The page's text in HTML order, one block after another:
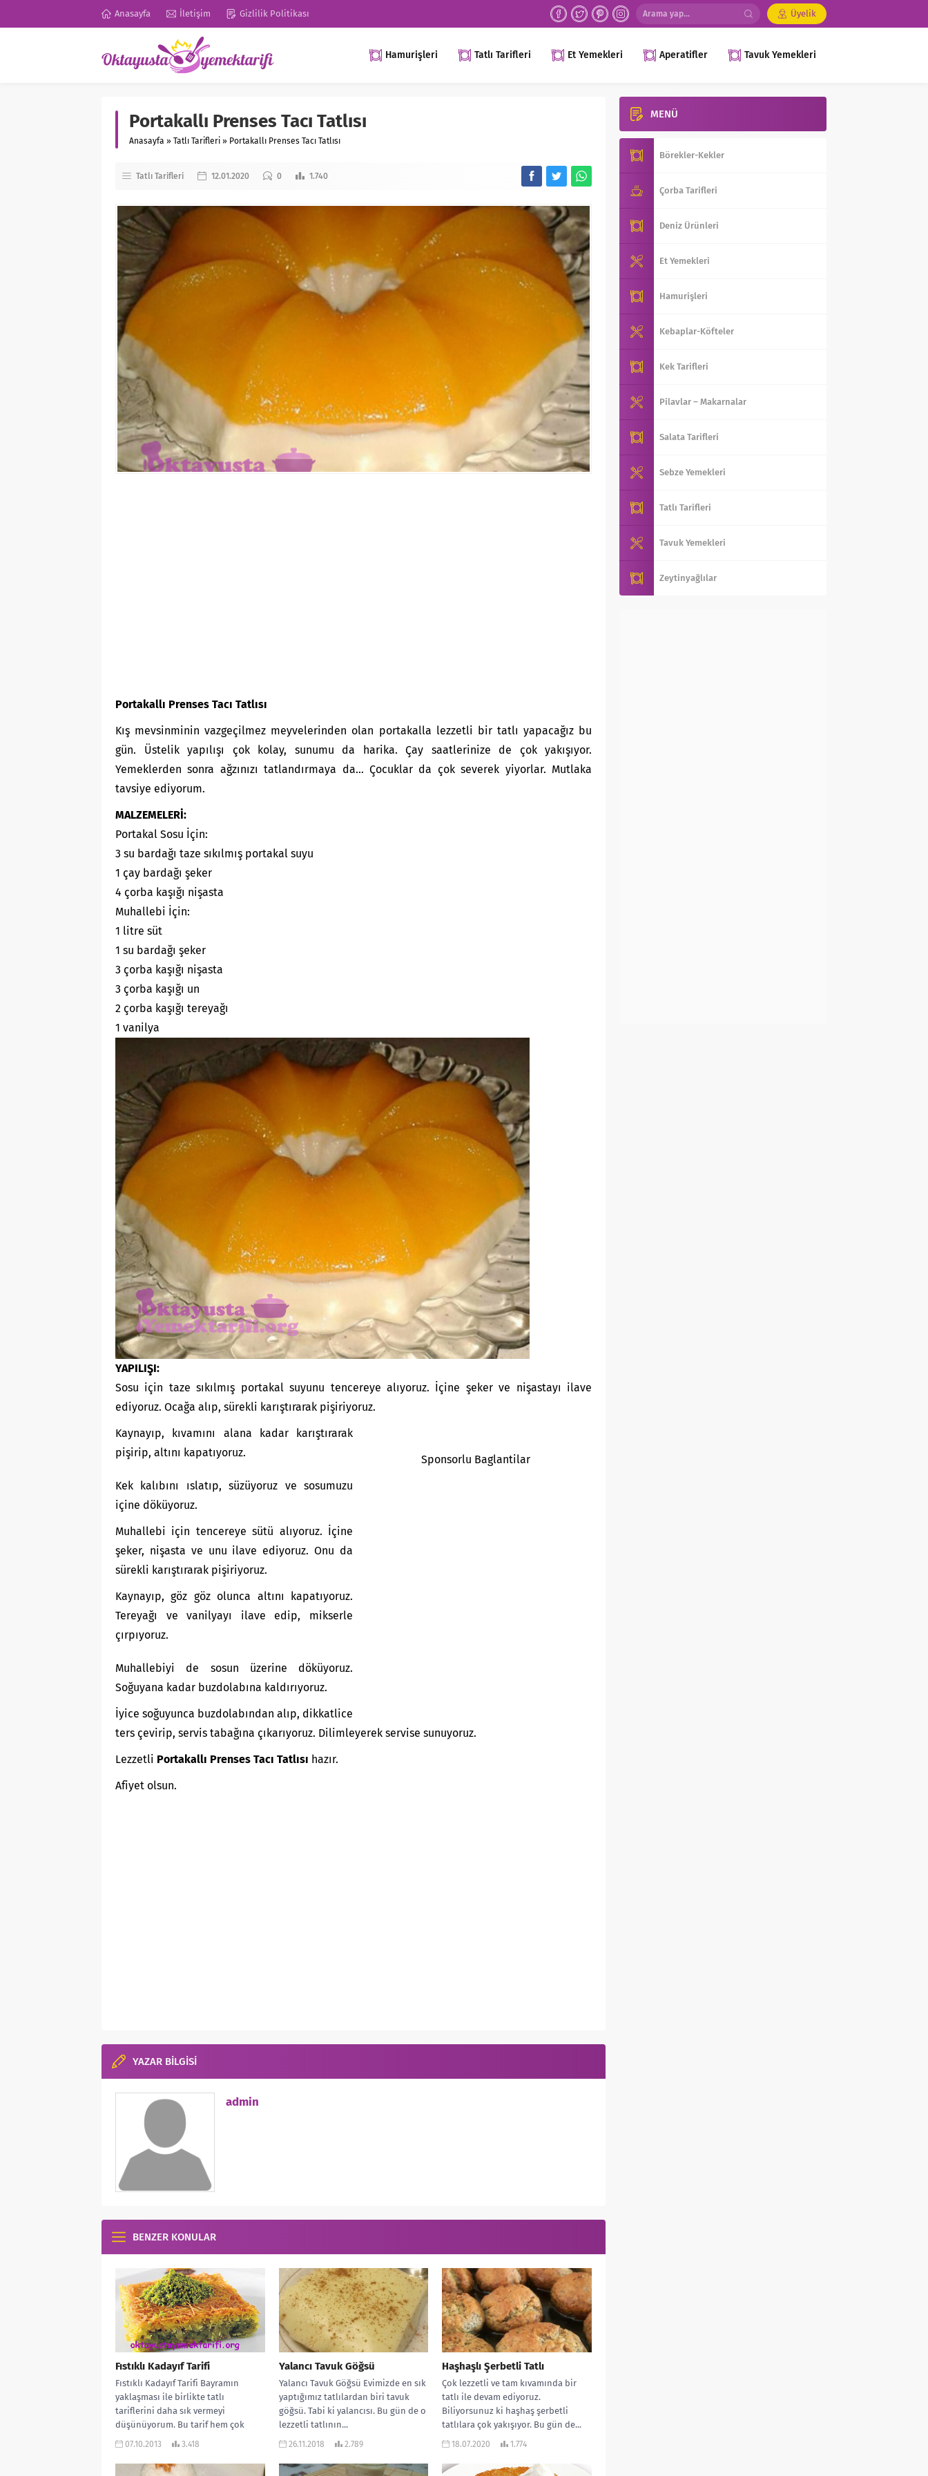
Anasayfa İletişim Gizlilik Politikası Üyelik
Hamurişleri Tatlı Tarifleri Et Yemekleri Aperatifler Tavuk Yemekleri
Portakallı Prenses Tacı Tatlısı
Anasayfa » Tatlı Tarifleri » Portakallı Prenses Tacı Tatlısı
Tatlı Tarifleri 12.01.2020 0 1.740
Portakallı Prenses Tacı Tatlısı
Kış mevsinminin vazgeçilmez meyvelerinden olan portakalla lezzetli bir tatlı yapacağız bu
gün. Üstelik yapılışı çok kolay, sunumu da harika. Çay saatlerinize de çok yakışıyor.
Yemeklerden sonra ağzınızı tatlandırmaya da… Çocuklar da çok severek yiyorlar. Mutlaka
tavsiye ediyorum.
MALZEMELERİ:
Portakal Sosu İçin:
3 su bardağı taze sıkılmış portakal suyu
1 çay bardağı şeker
4 çorba kaşığı nişasta
Muhallebi İçin:
1 litre süt
1 su bardağı şeker
3 çorba kaşığı nişasta
3 çorba kaşığı un
2 çorba kaşığı tereyağı
1 vanilya
YAPILIŞI:
Sosu için taze sıkılmış portakal suyunu tencereye alıyoruz. İçine şeker ve nişastayı ilave
ediyoruz. Ocağa alıp, sürekli karıştırarak pişiriyoruz.
Sponsorlu Baglantilar
Kaynayıp, kıvamını alana kadar karıştırarak
pişirip, altını kapatıyoruz.
Kek kalıbını ıslatıp, süzüyoruz ve sosumuzu
içine döküyoruz.
Muhallebi için tencereye sütü alıyoruz. İçine
şeker, nişasta ve unu ilave ediyoruz. Onu da
sürekli karıştırarak pişiriyoruz.
Kaynayıp, göz göz olunca altını kapatıyoruz.
Tereyağı ve vanilyayı ilave edip, mikserle
çırpıyoruz.
Muhallebiyi de sosun üzerine döküyoruz.
Soğuyana kadar buzdolabına kaldırıyoruz.
İyice soğuyunca buzdolabından alıp, dikkatlice
ters çevirip, servis tabağına çıkarıyoruz. Dilimleyerek servise sunuyoruz.
Lezzetli Portakallı Prenses Tacı Tatlısı hazır.
Afiyet olsun.
YAZAR BİLGİSİ
admin
BENZER KONULAR
Fıstıklı Kadayıf Tarifi
Fıstıklı Kadayıf Tarifi Bayramın
yaklaşması ile birlikte tatlı
tariflerini daha sık vermeyi
düşünüyorum. Bu tarif hem çok
lezzetli hem de...
07.10.2013 3.418
Yalancı Tavuk Göğsü
Yalancı Tavuk Göğsü Evimizde en sık
yaptığımız tatlılardan biri tavuk
göğsü. Tabi ki yalancısı. Bu gün de o
lezzetli tatlının...
26.11.2018 2.789
Haşhaşlı Şerbetli Tatlı
Çok lezzetli ve tam kıvamında bir
tatlı ile devam ediyoruz.
Biliyorsunuz ki haşhaş şerbetli
tatlılara çok yakışıyor. Bu gün de...
18.07.2020 1.774
MENÜ
Börekler-Kekler
Çorba Tarifleri
Deniz Ürünleri
Et Yemekleri
Hamurişleri
Kebaplar-Köfteler
Kek Tarifleri
Pilavlar – Makarnalar
Salata Tarifleri
Sebze Yemekleri
Tatlı Tarifleri
Tavuk Yemekleri
Zeytinyağlılar